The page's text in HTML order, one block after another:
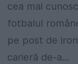
cea mai
fotbalul
pe post de
carieră de-a...